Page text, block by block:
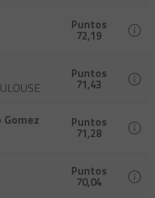
Puntos
72,19
Puntos
71,43
Puntos
71,28
Puntos
70,04